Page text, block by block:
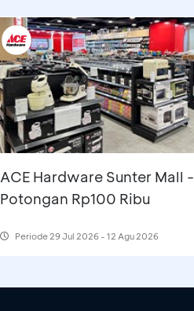
ACE Hardware Sunter Mall -
Potongan Rp100 Ribu
Periode29 Jul 2026 - 12 Agu 2026